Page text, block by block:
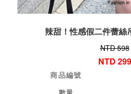
辣甜！性感假二件蕾絲
NTD 598
NTD 299
商品編號
數量